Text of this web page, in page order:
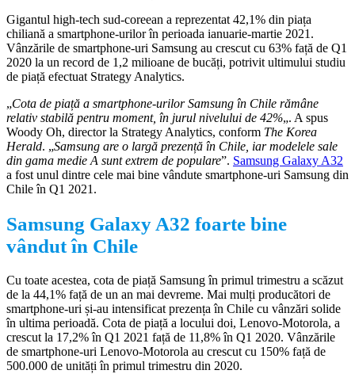
Gigantul high-tech sud-coreean a reprezentat 42,1% din piața
chiliană a smartphone-urilor în perioada ianuarie-martie 2021.
Vânzările de smartphone-uri Samsung au crescut cu 63% față de Q1
2020 la un record de 1,2 milioane de bucăți, potrivit ultimului studiu
de piață efectuat Strategy Analytics.
„Cota de piață a smartphone-urilor Samsung în Chile rămâne
relativ stabilă pentru moment, în jurul nivelului de 42%„. A spus
Woody Oh, director la Strategy Analytics, conform The Korea
Herald. „Samsung are o largă prezență în Chile, iar modelele sale
din gama medie A sunt extrem de populare”. Samsung Galaxy A32
a fost unul dintre cele mai bine vândute smartphone-uri Samsung din
Chile în Q1 2021.
Samsung Galaxy A32 foarte bine
vândut în Chile
Cu toate acestea, cota de piață Samsung în primul trimestru a scăzut
de la 44,1% față de un an mai devreme. Mai mulți producători de
smartphone-uri și-au intensificat prezența în Chile cu vânzări solide
în ultima perioadă. Cota de piață a locului doi, Lenovo-Motorola, a
crescut la 17,2% în Q1 2021 față de 11,8% în Q1 2020. Vânzările
de smartphone-uri Lenovo-Motorola au crescut cu 150% față de
500.000 de unități în primul trimestru din 2020.